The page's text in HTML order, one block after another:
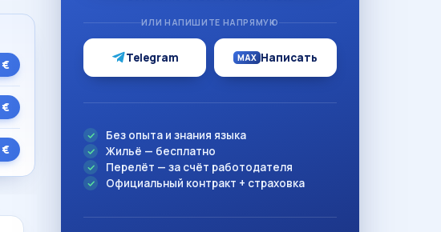
€
ИЛИ НАПИШИТЕ НАПРЯМУЮ
Telegram MAX Написать
Без опыта и знания языка
Жильё — бесплатно
Перелёт — за счёт работодателя
Официальный контракт + страховка